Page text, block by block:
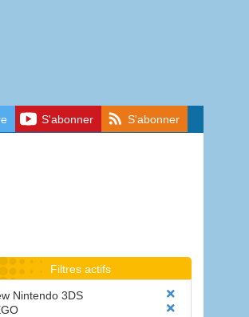
S'abonner S'abonner
Filtres actifs
Nintendo 3DS